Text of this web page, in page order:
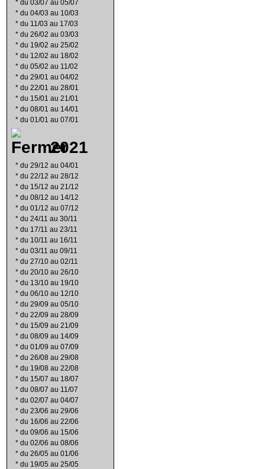
* du 03/07 au 05/07
* du 04/03 au 10/03
* du 11/03 au 17/03
* du 26/02 au 03/03
* du 19/02 au 25/02
* du 12/02 au 18/02
* du 05/02 au 11/02
* du 29/01 au 04/02
* du 22/01 au 28/01
* du 15/01 au 21/01
* du 08/01 au 14/01
* du 01/01 au 07/01
2021
* du 29/12 au 04/01
* du 22/12 au 28/12
* du 15/12 au 21/12
* du 08/12 au 14/12
* du 01/12 au 07/12
* du 24/11 au 30/11
* du 17/11 au 23/11
* du 10/11 au 16/11
* du 03/11 au 09/11
* du 27/10 au 02/11
* du 20/10 au 26/10
* du 13/10 au 19/10
* du 06/10 au 12/10
* du 29/09 au 05/10
* du 22/09 au 28/09
* du 15/09 au 21/09
* du 08/09 au 14/09
* du 01/09 au 07/09
* du 26/08 au 29/08
* du 19/08 au 22/08
* du 15/07 au 18/07
* du 08/07 au 11/07
* du 02/07 au 04/07
* du 23/06 au 29/06
* du 16/06 au 22/06
* du 09/06 au 15/06
* du 02/06 au 08/06
* du 26/05 au 01/06
* du 19/05 au 25/05